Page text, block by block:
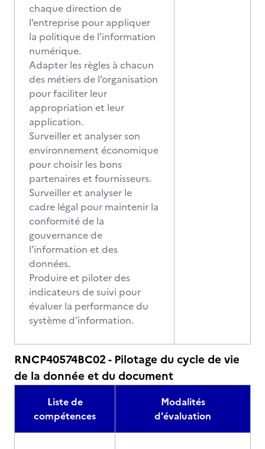
chaque direction de
l’entreprise pour appliquer
la politique de l’information
numérique.
Adapter les règles à chacun
des métiers de l’organisation
pour faciliter leur
appropriation et leur
application.
Surveiller et analyser son
environnement économique
pour choisir les bons
partenaires et fournisseurs.
Surveiller et analyser le
cadre légal pour maintenir la
conformité de la
gouvernance de
l’information et des
données.
Produire et piloter des
indicateurs de suivi pour
évaluer la performance du
système d’information.
RNCP40574BC02 - Pilotage du cycle de vie
de la donnée et du document
Liste de
compétences
Modalités
d'évaluation